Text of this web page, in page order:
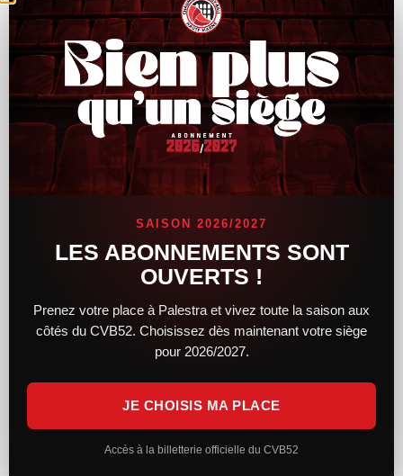
Le Brésil enchaîne face au
Canada
SAISON 2026/2027
LES ABONNEMENTS SONT
OUVERTS !
Prenez votre place à Palestra et vivez toute la saison aux
côtés du CVB52. Choisissez dès maintenant votre siège
pour 2026/2027.
JE CHOISIS MA PLACE
Accès à la billetterie officielle du CVB52